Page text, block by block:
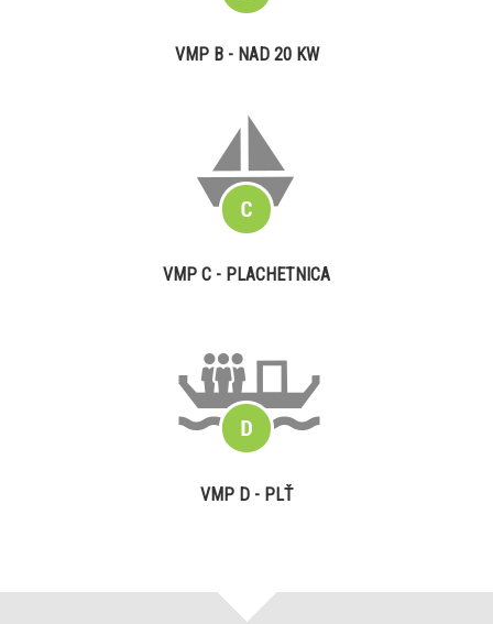
VMP B - NAD 20 KW
VMP C - PLACHETNICA
VMP D - PLŤ